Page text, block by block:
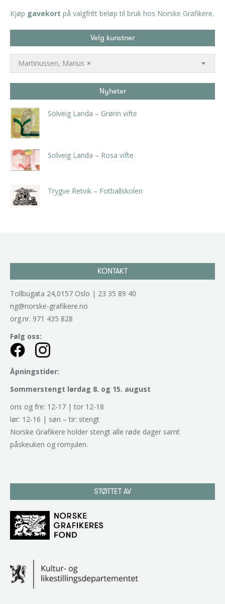
Kjøp gavekort på valgfritt beløp til bruk hos Norske Grafikere.
Velg kunstner
×
Martinussen, Marius
Nyheter
Solveig Landa – Grønn vifte
Solveig Landa – Rosa vifte
Trygve Retvik – Fotballskolen
KONTAKT
Tollbugata 24,0157 Oslo | 23 35 89 40
ng@norske-grafikere.no
org.nr. 971 435 828
Følg oss:
Åpningstider:
Sommerstengt lørdag 8. og 15. august
ons og fre: 12-17 | tor 12-18
lør: 12-16 | søn – tir: stengt
Norske Grafikere holder stengt alle røde dager samt
påskeuken og romjulen.
STØTTET AV